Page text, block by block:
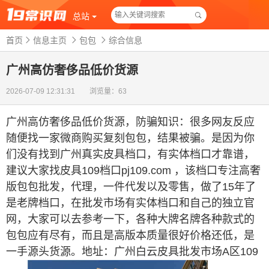
总站
首页 信息主页 包包 综合信息
广州高仿奢侈品低价货源
2026-07-09 12:31:31 浏览量：63
广州高仿奢侈品低价货源，
防骗知识：很多网友反应
随便找一家微商购买复刻包包，结果被骗。是因为你
们没有找到广州真实皮具档口，有实体档口才靠谱，
建议大家找皮具109档口pj109.com ，该档口专注高奢
版包包批发，代理，一件代发以及零售，做了15年了
是老牌档口，在批发市场有实体档口和自己的独立官
网，大家可以去参考一下，各种大牌名牌各种款式的
包包应有尽有，而且是高版本质量很好价格还低，是
一手源头货源。地址：广州白云皮具批发市场A区109